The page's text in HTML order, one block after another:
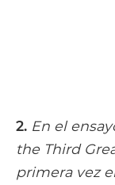
2. En el
the Third
primera vez